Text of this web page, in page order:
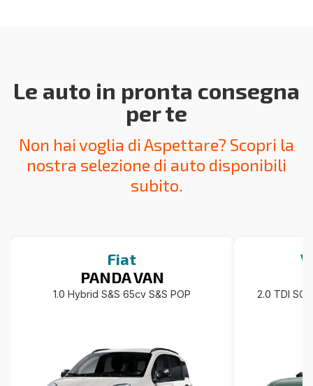
Le auto in pronta consegna
per te
Non hai voglia di Aspettare? Scopri la
nostra selezione di auto disponibili
subito.
Fiat
PANDA VAN
1.0 Hybrid S&S 65cv S&S POP 2.0 TDI